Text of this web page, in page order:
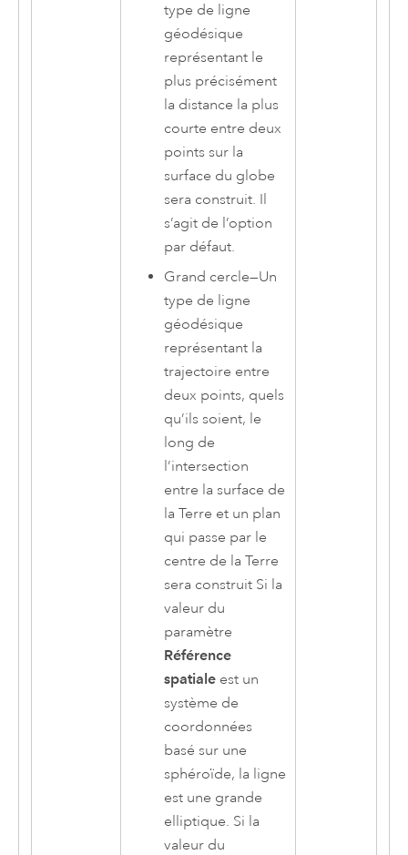
type de ligne
géodésique
représentant le
plus précisément
la distance la plus
courte entre deux
points sur la
surface du globe
sera construit. Il
s’agit de l’option
par défaut.
Grand cercle—Un
type de ligne
géodésique
représentant la
trajectoire entre
deux points, quels
qu’ils soient, le
long de
l’intersection
entre la surface de
la Terre et un plan
qui passe par le
centre de la Terre
sera construit Si la
valeur du
paramètre
Référence
spatiale est un
système de
coordonnées
basé sur une
sphéroïde, la ligne
est une grande
elliptique. Si la
valeur du